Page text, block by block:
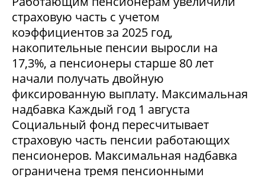
страховую часть с учетом
коэффициентов за 2025 год,
накопительные пенсии выросли на
17,3%, а пенсионеры старше 80 лет
начали получать двойную
фиксированную выплату. Максимальная
надбавка Каждый год 1 августа
Социальный фонд пересчитывает
страховую часть пенсии работающих
пенсионеров. Максимальная надбавка
ограничена тремя пенсионными